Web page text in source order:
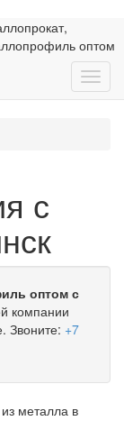
оптом
с
оптом с
компании
Звоните: +7
металла в